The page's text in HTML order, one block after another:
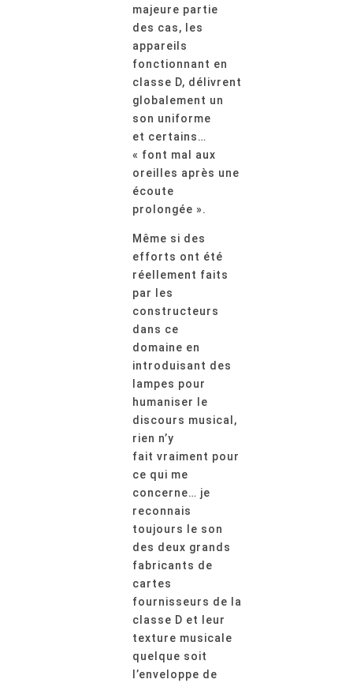
majeure partie
des cas, les
appareils
fonctionnant en
classe D, délivrent
globalement un
son uniforme
et certains…
« font mal aux
oreilles après une
écoute
prolongée ».
Même si des
efforts ont été
réellement faits
par les
constructeurs
dans ce
domaine en
introduisant des
lampes pour
humaniser le
discours musical,
rien n’y
fait vraiment pour
ce qui me
concerne… je
reconnais
toujours le son
des deux grands
fabricants de
cartes
fournisseurs de la
classe D et leur
texture musicale
quelque soit
l’enveloppe de